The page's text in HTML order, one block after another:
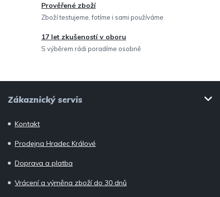
y
v
ý
Prověřené zboží
Zboží testujeme, fotíme i sami používáme
17 let zkušeností v oboru
S výběrem rádi poradíme osobně
Zákaznický servis
Kontakt
Prodejna Hradec Králové
Doprava a platba
Vrácení a výměna zboží do 30 dnů